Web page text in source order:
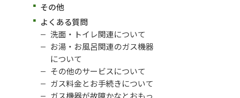
その他
よくある質問
洗面・トイレ関連について
お湯・お風呂関連のガス機器
について
その他のサービスについて
ガス料金とお手続きについて
ガス機器が故障かなとおもっ